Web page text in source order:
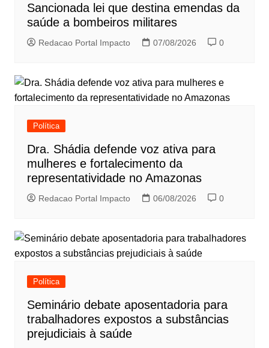
Sancionada lei que destina emendas da
saúde a bombeiros militares
Redacao Portal Impacto 07/08/2026 0
Política
Dra. Shádia defende voz ativa para
mulheres e fortalecimento da
representatividade no Amazonas
Redacao Portal Impacto 06/08/2026 0
Política
Seminário debate aposentadoria para
trabalhadores expostos a substâncias
prejudiciais à saúde